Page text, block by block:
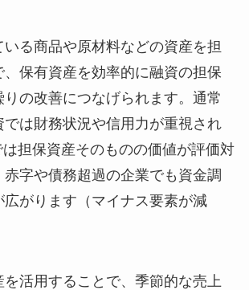
いる商品や原材料などの資産を担
保有資産を効率的に融資の担保
の改善につなげられます。通常
は財務状況や信用力が重視され
は担保資産そのものの価値が評価対
字や債務超過の企業でも資金調
がります（マイナス要素が減
活用することで、季節的な売上